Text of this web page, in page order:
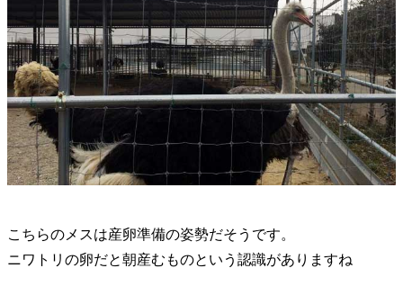
こちらのメスは産卵準備の姿勢だそうです。
ニワトリの卵だと朝産むものという認識がありますね